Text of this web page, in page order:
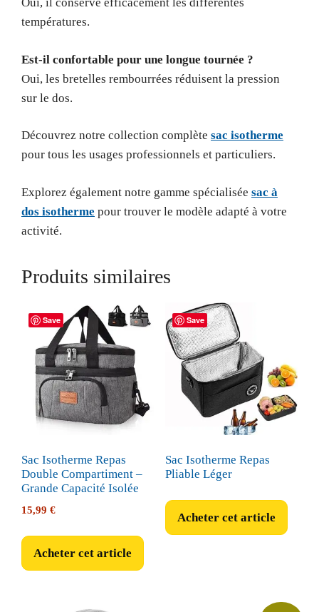
températures.
Est-il confortable pour une longue tournée ?
Oui, les bretelles rembourrées réduisent la pression
sur le dos.
Découvrez notre collection complète sac isotherme
pour tous les usages professionnels et particuliers.
Explorez également notre gamme spécialisée sac à
dos isotherme pour trouver le modèle adapté à votre
activité.
Produits similaires
Save
Sac Isotherme Repas
Double Compartiment –
Grande Capacité Isolée
15,99 €
Acheter cet article
Save
Sac Isotherme Repas
Pliable Léger
Acheter cet article